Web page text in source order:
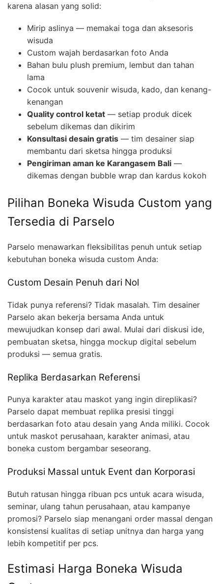
karena alasan yang solid:
Mirip aslinya — memakai toga dan aksesoris
wisuda
Custom wajah berdasarkan foto Anda
Bahan bulu plush premium, lembut dan tahan
lama
Cocok untuk souvenir wisuda, kado, dan kenang-
kenangan
Quality control ketat — setiap produk dicek
sebelum dikemas dan dikirim
Konsultasi desain gratis — tim desainer siap
membantu dari sketsa hingga produksi
Pengiriman aman ke Karangasem Bali —
dikemas dengan bubble wrap dan kardus kokoh
Pilihan Boneka Wisuda Custom yang
Tersedia di Parselo
Parselo menawarkan fleksibilitas penuh untuk setiap
kebutuhan boneka wisuda custom Anda:
Custom Desain Penuh dari Nol
Tidak punya referensi? Tidak masalah. Tim desainer
Parselo akan bekerja bersama Anda untuk
mewujudkan konsep dari awal. Mulai dari diskusi ide,
pembuatan sketsa, hingga mockup digital sebelum
produksi — semua gratis.
Replika Berdasarkan Referensi
Punya karakter atau maskot yang ingin direplikasi?
Parselo dapat membuat replika presisi tinggi
berdasarkan foto atau desain yang Anda miliki. Cocok
untuk maskot perusahaan, karakter animasi, atau
boneka custom bergambar seseorang.
Produksi Massal untuk Event dan Korporasi
Butuh ratusan hingga ribuan pcs untuk acara wisuda,
seminar, ulang tahun perusahaan, atau kampanye
promosi? Parselo siap menangani order massal dengan
konsistensi kualitas di setiap unitnya dan harga yang
lebih kompetitif per pcs.
Estimasi Harga Boneka Wisuda